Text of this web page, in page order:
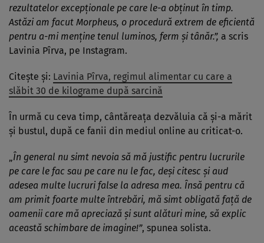
rezultatelor excepționale pe care le-a obținut în timp.
Astăzi am facut Morpheus, o procedură extrem de eficientă
pentru a-mi menține tenul luminos, ferm și tânăr.”, a scris
Lavinia Pîrva, pe Instagram.
Citește și: Lavinia Pîrva, regimul alimentar cu care a
slăbit 30 de kilograme după sarcină
În urmă cu ceva timp, cântăreața dezvăluia că și-a mărit
și bustul, după ce fanii din mediul online au criticat-o.
În general nu simt nevoia să mă justific pentru lucrurile
pe care le fac sau pe care nu le fac, deşi citesc şi aud
adesea multe lucruri false la adresa mea. Însă pentru că
am primit foarte multe întrebări, mă simt obligată faţă de
oamenii care mă apreciază şi sunt alături mine, să explic
această schimbare de imagine!”, spunea solista.